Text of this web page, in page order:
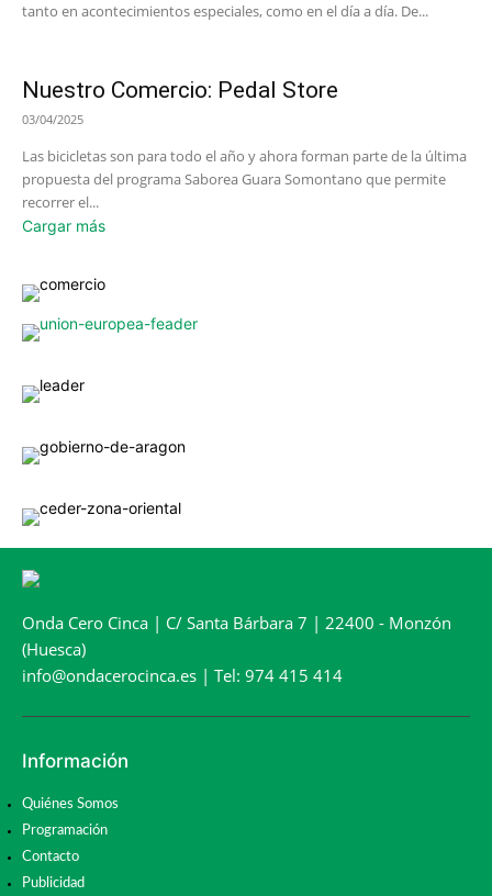
tanto en acontecimientos especiales, como en el día a día. De...
Nuestro Comercio: Pedal Store
03/04/2025
Las bicicletas son para todo el año y ahora forman parte de la última
propuesta del programa Saborea Guara Somontano que permite
recorrer el...
Cargar más
Onda Cero Cinca | C/ Santa Bárbara 7 | 22400 - Monzón
(Huesca)
info@ondacerocinca.es | Tel: 974 415 414
Información
Quiénes Somos
Programación
Contacto
Publicidad